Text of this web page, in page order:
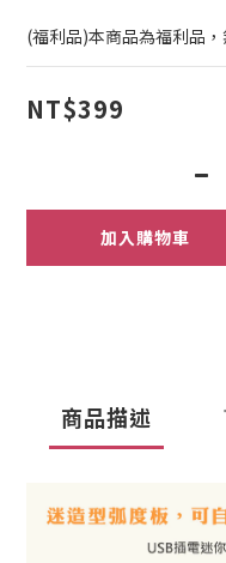
(福利品)本商品為福利品
NT$399
加入購物車
商品描述